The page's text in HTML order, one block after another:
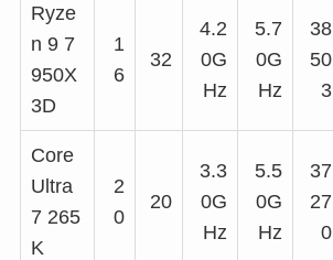
Ryze
n 9 7
950X
3D
1
6
32
4.2
0G
Hz
5.7
0G
Hz
38
50
3
Core
Ultra
7 265
K
2
0
20
3.3
0G
Hz
5.5
0G
Hz
37
27
0